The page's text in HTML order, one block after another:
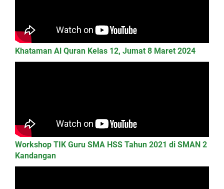
Khataman Al Quran Kelas 12, Jumat 8 Maret 2024
Workshop TIK Guru SMA HSS Tahun 2021 di SMAN 2
Kandangan